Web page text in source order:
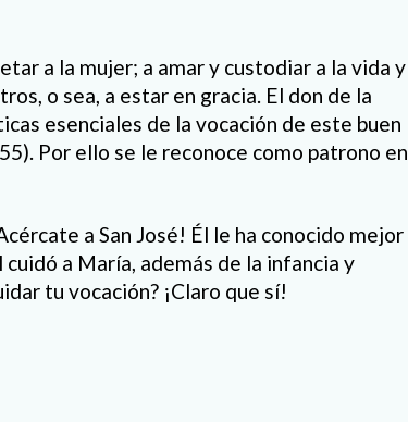
a la mujer; a amar y custodiar a la vida y
o sea, a estar en gracia. El don de la
esenciales de la vocación de este buen
Por ello se le reconoce como patrono en
a San José! Él le ha conocido mejor
a María, además de la infancia y
tu vocación? ¡Claro que sí!